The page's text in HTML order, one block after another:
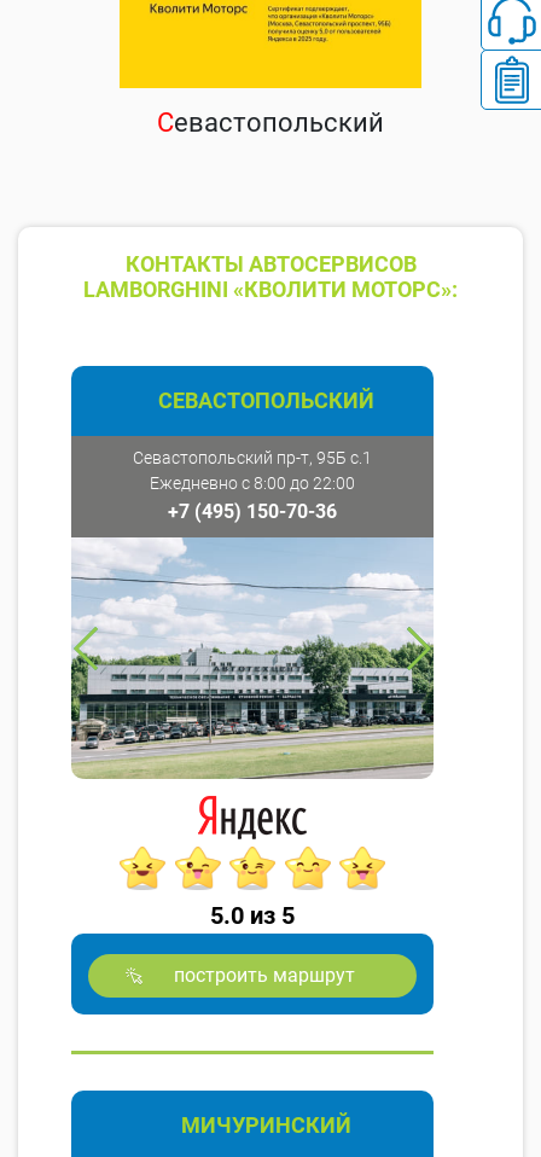
Севастопольский
КОНТАКТЫ АВТОСЕРВИСОВ
LAMBORGHINI «КВОЛИТИ МОТОРС»:
СЕВАСТОПОЛЬСКИЙ
Севастопольский пр-т, 95Б с.1
Ежедневно с 8:00 до 22:00
+7 (495) 150-70-36
5.0 из 5
построить маршрут
МИЧУРИНСКИЙ